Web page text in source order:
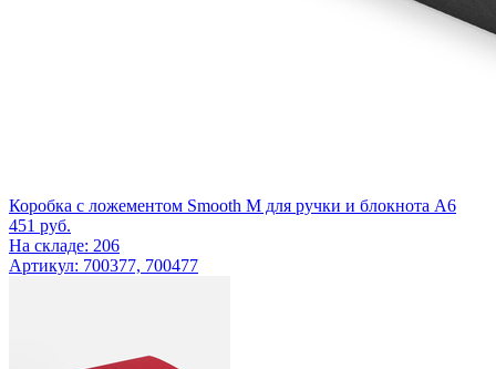
Коробка с ложементом Smooth M для ручки и блокнота А6
451 руб.
На складе: 206
Артикул: 700377, 700477